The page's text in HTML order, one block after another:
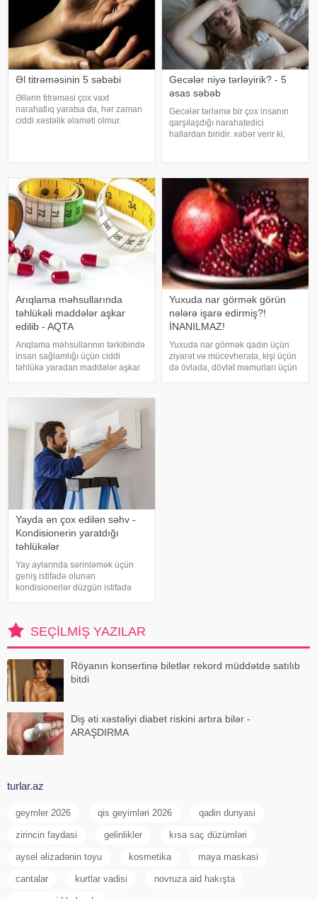
Əl titrəməsinin 5 səbəbi
Əllərin titrəməsi çox vaxt
narahatlıq yaratsa da, hər zaman
ciddi xəstəlik əlaməti olmur.
Gecələr niyə tərləyirik? - 5
əsas səbəb
Gecələr tərləmə bir çox insanın
qarşılaşdığı narahatedici
hallardan biridir. xəbər verir ki,
sağlamlıq problemlərinin əlamət
Arıqlama məhsullarında
təhlükəli maddələr aşkar
edilib - AQTA
Arıqlama məhsullarının tərkibində
insan sağlamlığı üçün ciddi
təhlükə yaradan maddələr aşkar
Qida təhlükəsizliyi şöbəsinin
müdir
Yuxuda nar görmək görün
nələrə işarə edirmiş?!
İNANILMAZ!
Yuxuda nar görmək qadın üçün
ziyarət və mücevherata, kişi üçün
də övlada, dövlət məmurları üçün
Yayda ən çox edilən səhv -
Kondisionerin yaratdığı
təhlükələr
Yay aylarında sərinləmək üçün
geniş istifadə olunan
kondisionerlər düzgün istifadə
xəbər verir ki, ani temperatur
dəyişiklikləri, quru hava və
baxımsız kondisionerlərd
SEÇILMIŞ YAZILAR
Röyanın konsertinə biletlər rekord müddətdə satılıb
bitdi
Diş əti xəstəliyi diabet riskini artıra bilər -
ARAŞDIRMA
turlar.az
geymler 2026 qis geyimləri 2026 qadin dunyasi
zirincin faydasi gelinlikler kısa saç düzümləri
aysel əlizadənin toyu kosmetika maya maskasi
cantalar kurtlar vadisi novruza aid hakışta